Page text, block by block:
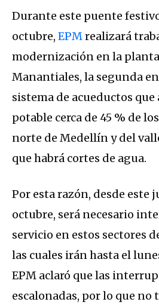
Durante este puente
octubre, EPMrealizará
modernización en la
Manantiales, la segunda
sistema de acueductos que
potable cerca de 45 % de
norte de Medellín y del
que habrá cortes de agua.
Por esta razón, desde este
octubre, será necesario
servicio en estos sectores
las cuales irán hasta el
EPM aclaró que las
escalonadas, por lo que no